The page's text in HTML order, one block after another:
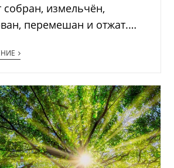
собран, измельчён,
перемешан и отжат.…